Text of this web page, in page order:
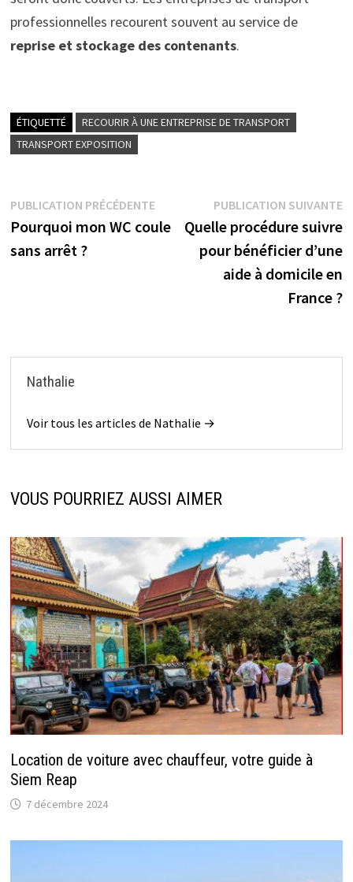
professionnelles recourent souvent au service de
reprise et stockage des contenants.
ÉTIQUETTÉ
RECOURIR À UNE ENTREPRISE DE TRANSPORT
TRANSPORT EXPOSITION
Navigation
de
PUBLICATION PRÉCÉDENTEPublication
précédente :
Pourquoi mon WC coule
sans arrêt ?
PUBLICATION SUIVANTE
Quelle procédure suivre
pour bénéficier d’une
aide à domicile en
France ?
Nathalie
Voir tous les articles de Nathalie →
VOUS POURRIEZ AUSSI AIMER
Location de voiture avec chauffeur, votre guide à
Siem Reap
7 décembre 2024